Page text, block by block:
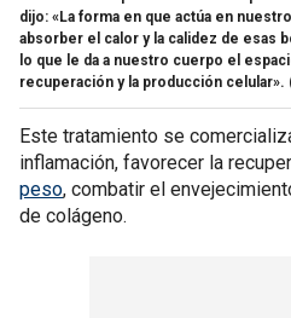
dijo: «La forma en que actúa en
absorber el calor y la calidez de esas
lo que le da a nuestro cuerpo el
recuperación y la producción celular».
Este tratamiento se
inflamación, favorecer la
peso, combatir el
de colágeno.